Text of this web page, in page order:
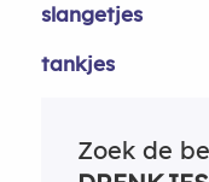
slangetjes
tankjes
Zoek de